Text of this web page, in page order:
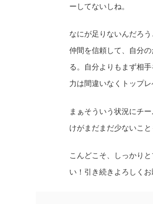
ーしてないしね。
なにが足りないんだろ
仲間を信頼して、自分
る。自分よりもまず相
力は間違いなくトップレ
まぁそういう状況にチ
けがまだまだ少ないこと
こんどこそ、しっかり
い！引き続きよろしくお